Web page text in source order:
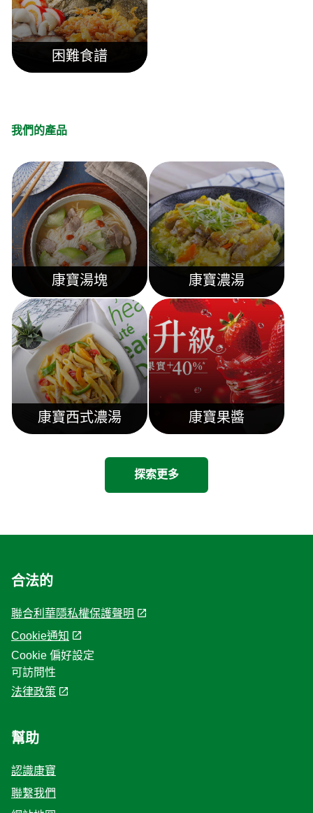
困難食譜
我們的產品
康寶湯塊 康寶濃湯
康寶西式濃湯 康寶果醬
探索更多
合法的
聯合利華隱私權保護聲明
Cookie通知
Cookie 偏好設定
可訪問性
法律政策
幫助
認識康寶
聯繫我們